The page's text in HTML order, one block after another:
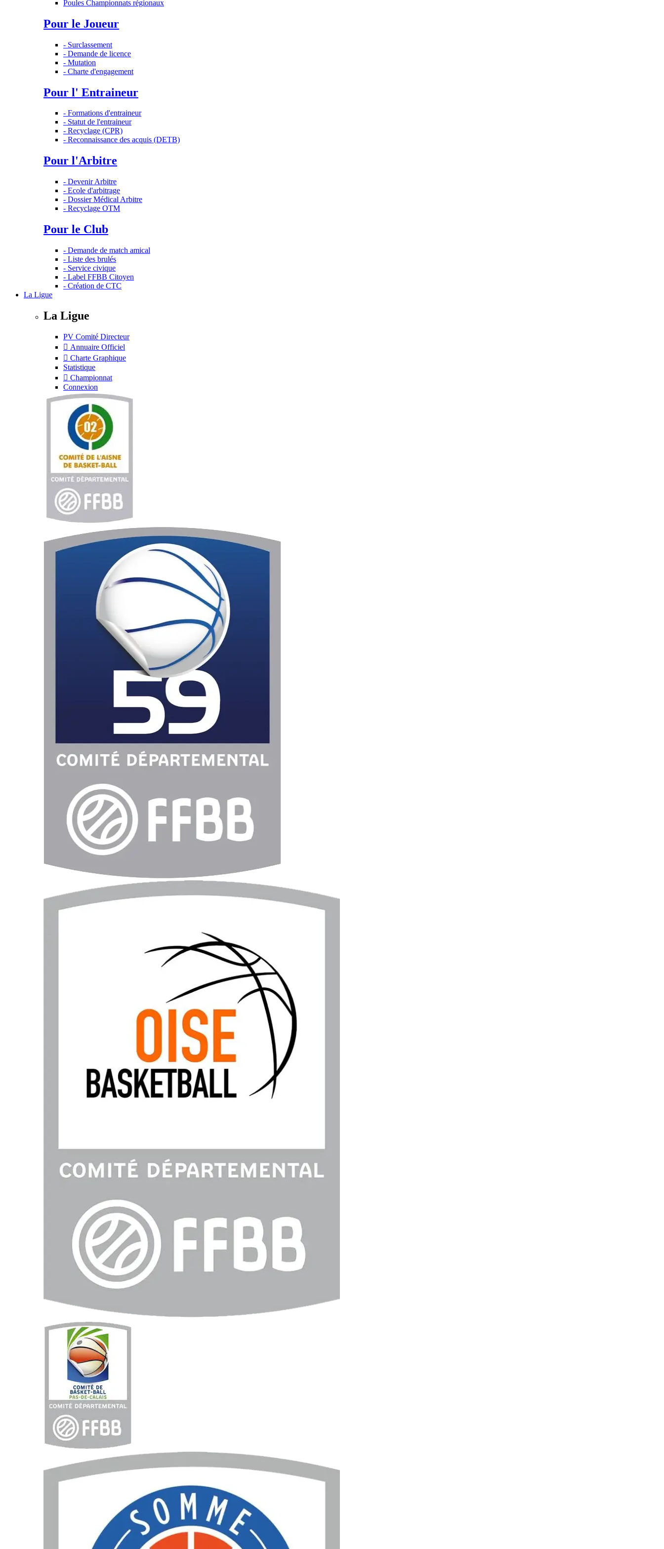
Poules Championnats régionaux
Pour le Joueur
- Surclassement
- Demande de licence
- Mutation
- Charte d'engagement
Pour l' Entraineur
- Formations d'entraineur
- Statut de l'entraineur
- Recyclage (CPR)
- Reconnaissance des acquis (DETB)
Pour l'Arbitre
- Devenir Arbitre
- Ecole d'arbitrage
- Dossier Médical Arbitre
- Recyclage OTM
Pour le Club
- Demande de match amical
- Liste des brulés
- Service civique
- Label FFBB Citoyen
- Création de CTC
La Ligue
La Ligue
PV Comité Directeur
Annuaire Officiel
Charte Graphique
Statistique
Championnat
Connexion